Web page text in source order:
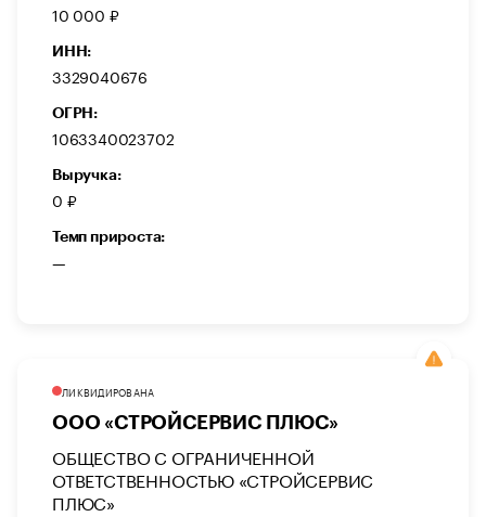
10 000 ₽
ИНН:
3329040676
ОГРН:
1063340023702
Выручка:
0 ₽
Темп прироста:
—
ЛИКВИДИРОВАНА
ООО «СТРОЙСЕРВИС ПЛЮС»
ОБЩЕСТВО С ОГРАНИЧЕННОЙ
ОТВЕТСТВЕННОСТЬЮ «СТРОЙСЕРВИС
ПЛЮС»